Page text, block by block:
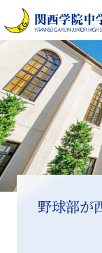
野球部が